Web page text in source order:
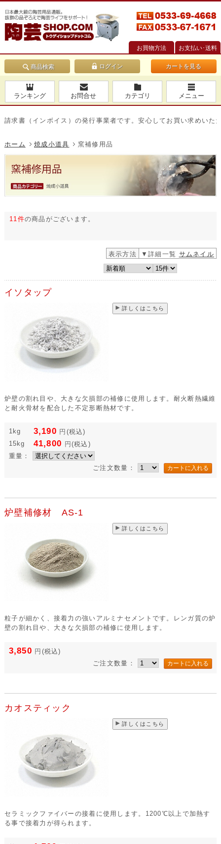
お買物方法 お支払い･送料
商品検索 カートを見る
ランキング お問合せ カテゴリ メニュー
（インボイス）の発行事業者です。安心してお買い求めいただけま
ホーム 焼成小道具 窯補修用品
11件の商品がございます。
表示方法 ▼詳細一覧 サムネイル
イソタップ
詳しくはこちら
炉壁の割れ目や、大きな欠損部の補修に使用します。耐火断熱繊維
と耐火骨材を配合した不定形断熱材です。
1kg 3,190 円 (税込)
15kg
41,800 円 (税込)
重量：
ご注文数量：
炉壁補修材 AS-1
詳しくはこちら
粒子が細かく、接着力の強いアルミナセメントです。レンガ質の炉
壁の割れ目や、大きな欠損部の補修に使用します。
3,850 円 (税込)
ご注文数量：
カオスティック
詳しくはこちら
セラミックファイバーの接着に使用します。1200℃以上で加熱す
る事で接着力が得られます。